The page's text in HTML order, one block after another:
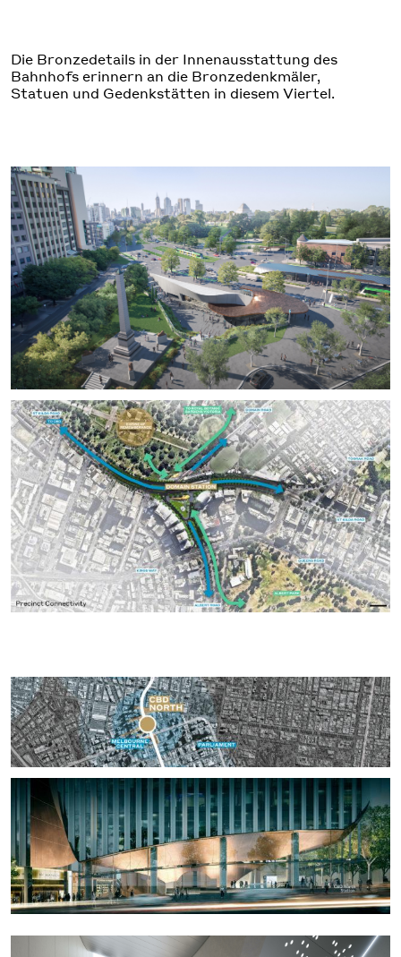
Die Bronzedetails in der Innenausstattung des
Bahnhofs erinnern an die Bronzedenkmäler,
Statuen und Gedenkstätten in diesem Viertel.